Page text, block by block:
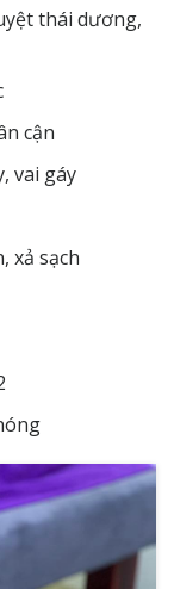
thái dương,
cận
vai gáy
xả sạch